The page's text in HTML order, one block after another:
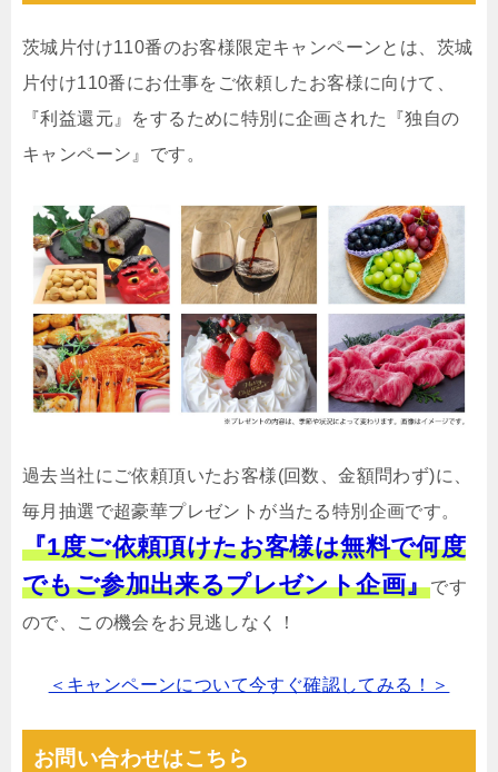
茨城片付け110番のお客様限定キャンペーンとは、茨城
片付け110番にお仕事をご依頼したお客様に向けて、
『利益還元』をするために特別に企画された『独自の
キャンペーン』です。
過去当社にご依頼頂いたお客様(回数、金額問わず)に、
毎月抽選で超豪華プレゼントが当たる特別企画です。
『1度ご依頼頂けたお客様は無料で何度
でもご参加出来るプレゼント企画』です
ので、この機会をお見逃しなく！
＜キャンペーンについて今すぐ確認してみる！＞
お問い合わせはこちら